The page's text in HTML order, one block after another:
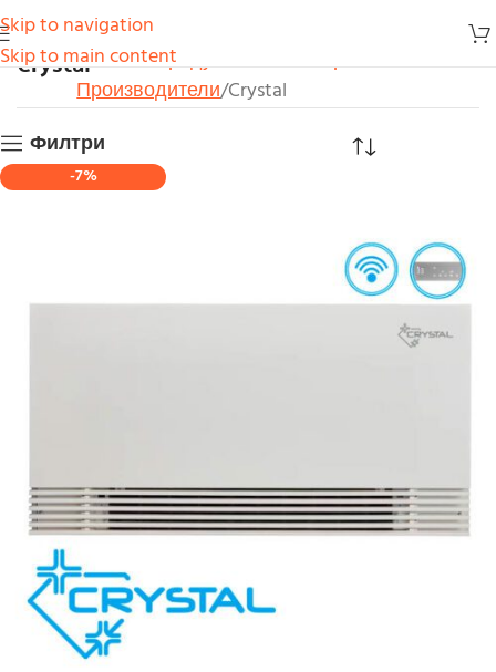
Skip to navigation
Skip to main content
CrystalНачало Продукти
Конвектори
Производители Crystal
Филтри
-7%